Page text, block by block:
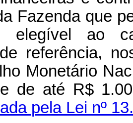
Fazenda que
elegível ao
referência,
Monetário
de até R$
pela Lei nº